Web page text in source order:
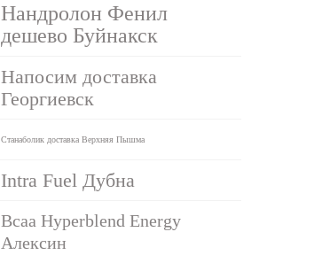
Нандролон Фенил
дешево Буйнакск
Напосим доставка
Георгиевск
Станаболик доставка Верхняя Пышма
Intra Fuel Дубна
Bcaa Hyperblend Energy
Алексин